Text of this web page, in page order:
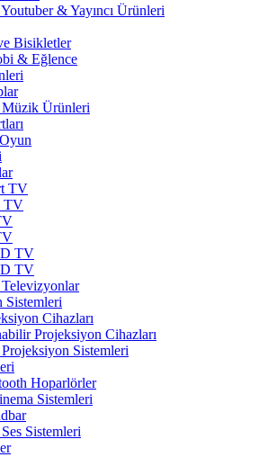
& Yayıncı Ürünleri
Bisikletler
& Eğlence
Ürünleri
TV
TV
TV
TV
Sistemleri
Cihazları
Projeksiyon Cihazları
Sistemleri
Hoparlörler
Sistemleri
Sistemleri